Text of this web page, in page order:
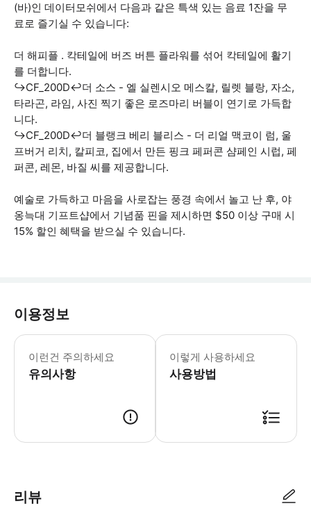
(바)인 데이터모쉬에서 다음과 같은 특색 있는 음료 1잔을 무
료로 즐기실 수 있습니다:
더 해피플 . 칵테일에 버즈 버튼 플라워를 섞어 칵테일에 활기
를 더합니다.
↪CF_200D↩더 소스 - 엘 실렌시오 메스칼, 릴렛 블랑, 자소,
타라곤, 라임, 사진 찍기 좋은 로즈마리 버블이 연기로 가득합
니다.
↪CF_200D↩더 블랭크 베리 블리스 - 더 리얼 맥코이 럼, 울
프버거 리치, 칼피코, 집에서 만든 핑크 페퍼콘 샴페인 시럽, 페
퍼콘, 레몬, 바질 씨를 제공합니다.
예술로 가득하고 마음을 사로잡는 풍경 속에서 놀고 난 후, 야
옹늑대 기프트샵에서 기념품 핀을 제시하면 $50 이상 구매 시
15% 할인 혜택을 받으실 수 있습니다.
이용정보
이런건 주의하세요
유의사항
-언제든지 입장권을 구매하시면, 방
이렇게 사용하세요
사용방법
리뷰